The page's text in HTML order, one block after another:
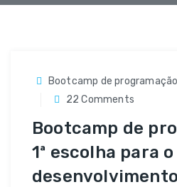
Bootcamp de programação
22 Comments
de
é
Bootcamp de
1ª escolha para o